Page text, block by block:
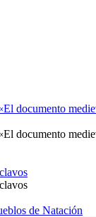
documento
documento
de Natación